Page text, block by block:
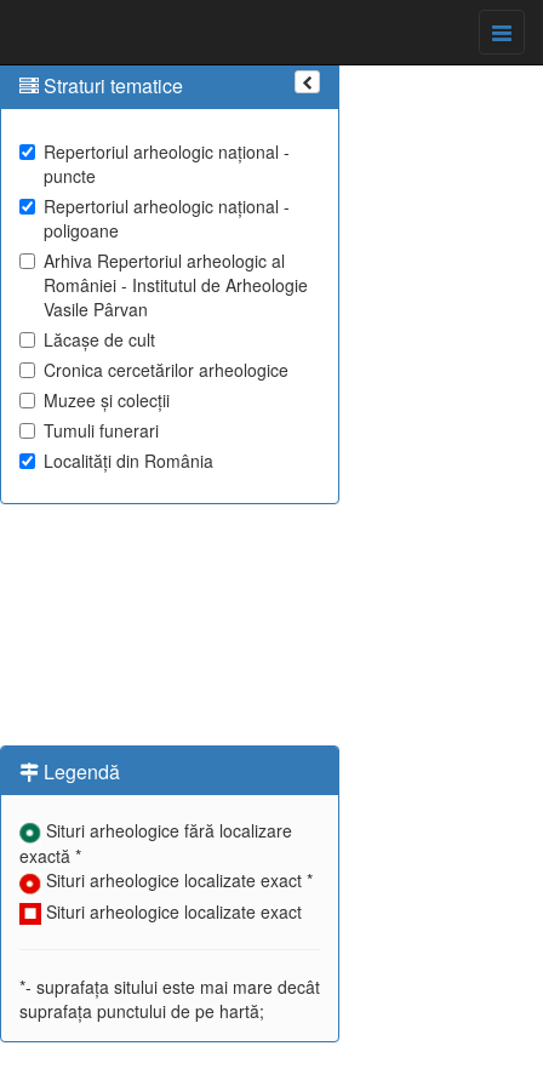
Straturi tematice
Repertoriul arheologic național -
puncte
Repertoriul arheologic național -
poligoane
Arhiva Repertoriul arheologic al
României - Institutul de Arheologie
Vasile Pârvan
Lăcașe de cult
Cronica cercetărilor arheologice
Muzee și colecții
Tumuli funerari
Localități din România
Legendă
Situri arheologice fără localizare
exactă *
Situri arheologice localizate exact *
Situri arheologice localizate exact
*- suprafața sitului este mai mare decât
suprafața punctului de pe hartă;